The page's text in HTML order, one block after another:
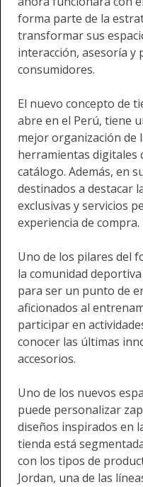
forma parte de la
transformar sus
interacción, asesoría y
consumidores.
El nuevo concepto de
abre en el Perú, tiene
mejor organización de
herramientas digitales
catálogo. Además, en
destinados a destacar
exclusivas y servicios
experiencia de compra.
Uno de los pilares del
la comunidad
para ser un punto de
aficionados al
participar en
conocer las últimas
accesorios.
Uno de los nuevos
puede personalizar
diseños inspirados en
tienda está
con los tipos de
Jordan, una de las